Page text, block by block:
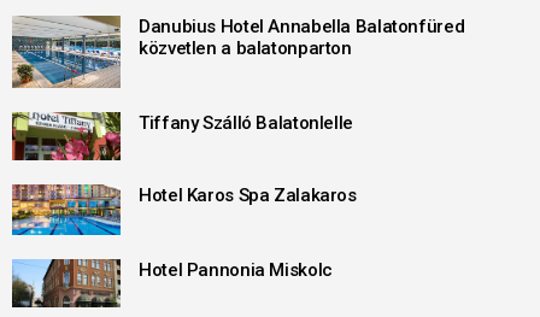
Danubius Hotel Annabella Balatonfüred
közvetlen a balatonparton
Tiffany Szálló Balatonlelle
Hotel Karos Spa Zalakaros
Hotel Pannonia Miskolc